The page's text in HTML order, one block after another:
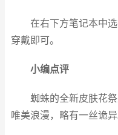
在右下方笔记本中
穿戴即可。
小编点评
蜘蛛的全新皮肤花
唯美浪漫，略有一丝诡异